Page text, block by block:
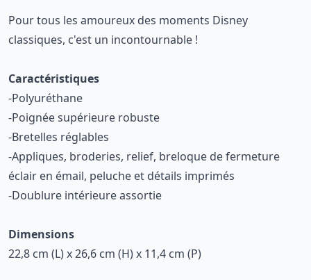
Pour tous les amoureux des moments Disney
classiques, c'est un incontournable !
Caractéristiques
-Polyuréthane
-Poignée supérieure robuste
-Bretelles réglables
-Appliques, broderies, relief, breloque de fermeture
éclair en émail, peluche et détails imprimés
-Doublure intérieure assortie
Dimensions
22,8 cm (L) x 26,6 cm (H) x 11,4 cm (P)